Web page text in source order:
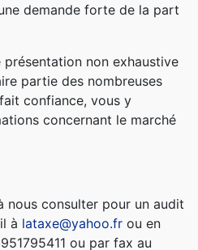
demande forte de la part
non exhaustive
partie des nombreuses
confiance, vous y
concernant le marché
nous consulter pour un audit
à lataxe@yahoo.fr ou en
ou par fax au